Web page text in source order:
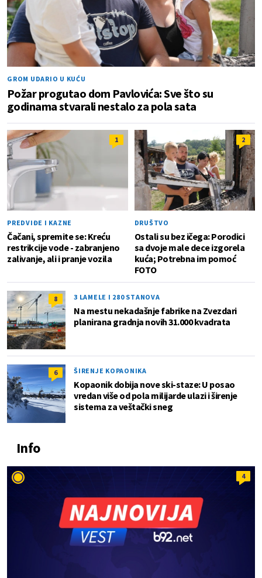
GROM UDARIO U KUĆU
Požar progutao dom Pavlovića: Sve što su
godinama stvarali nestalo za pola sata
1
PREDVIĐE I KAZNE
Čačani, spremite se: Kreću
restrikcije vode - zabranjeno
zalivanje, ali i pranje vozila
2
DRUŠTVO
Ostali su bez ičega: Porodici
sa dvoje male dece izgorela
kuća; Potrebna im pomoć
FOTO
8 3 LAMELE I 280 STANOVA
Na mestu nekadašnje fabrike na Zvezdari
planirana gradnja novih 31.000 kvadrata
6 ŠIRENJE KOPAONIKA
Kopaonik dobija nove ski-staze: U posao
vredan više od pola milijarde ulazi i širenje
sistema za veštački sneg
Info
4